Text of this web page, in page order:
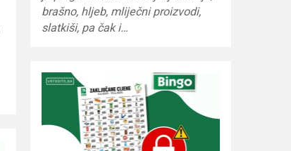
brašno, hljeb, mliječni proizvodi,
slatkiši, pa čak i…